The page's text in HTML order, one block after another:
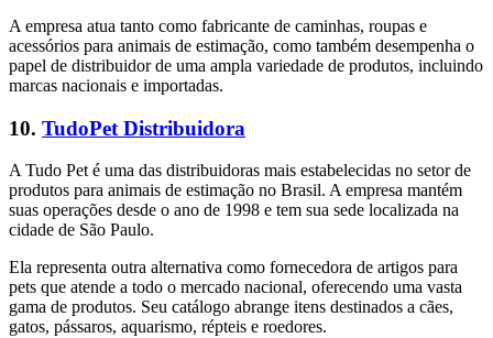
A empresa atua tanto como fabricante de caminhas, roupas e
acessórios para animais de estimação, como também desempenha o
papel de distribuidor de uma ampla variedade de produtos, incluindo
marcas nacionais e importadas.
10. TudoPet Distribuidora
A Tudo Pet é uma das distribuidoras mais estabelecidas no setor de
produtos para animais de estimação no Brasil. A empresa mantém
suas operações desde o ano de 1998 e tem sua sede localizada na
cidade de São Paulo.
Ela representa outra alternativa como fornecedora de artigos para
pets que atende a todo o mercado nacional, oferecendo uma vasta
gama de produtos. Seu catálogo abrange itens destinados a cães,
gatos, pássaros, aquarismo, répteis e roedores.